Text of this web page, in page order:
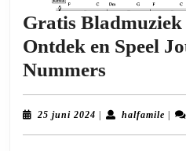
Gratis
Ontdek en Speel
Nummers
voor
Gitaar:
25 juni 2024 25
halfamile